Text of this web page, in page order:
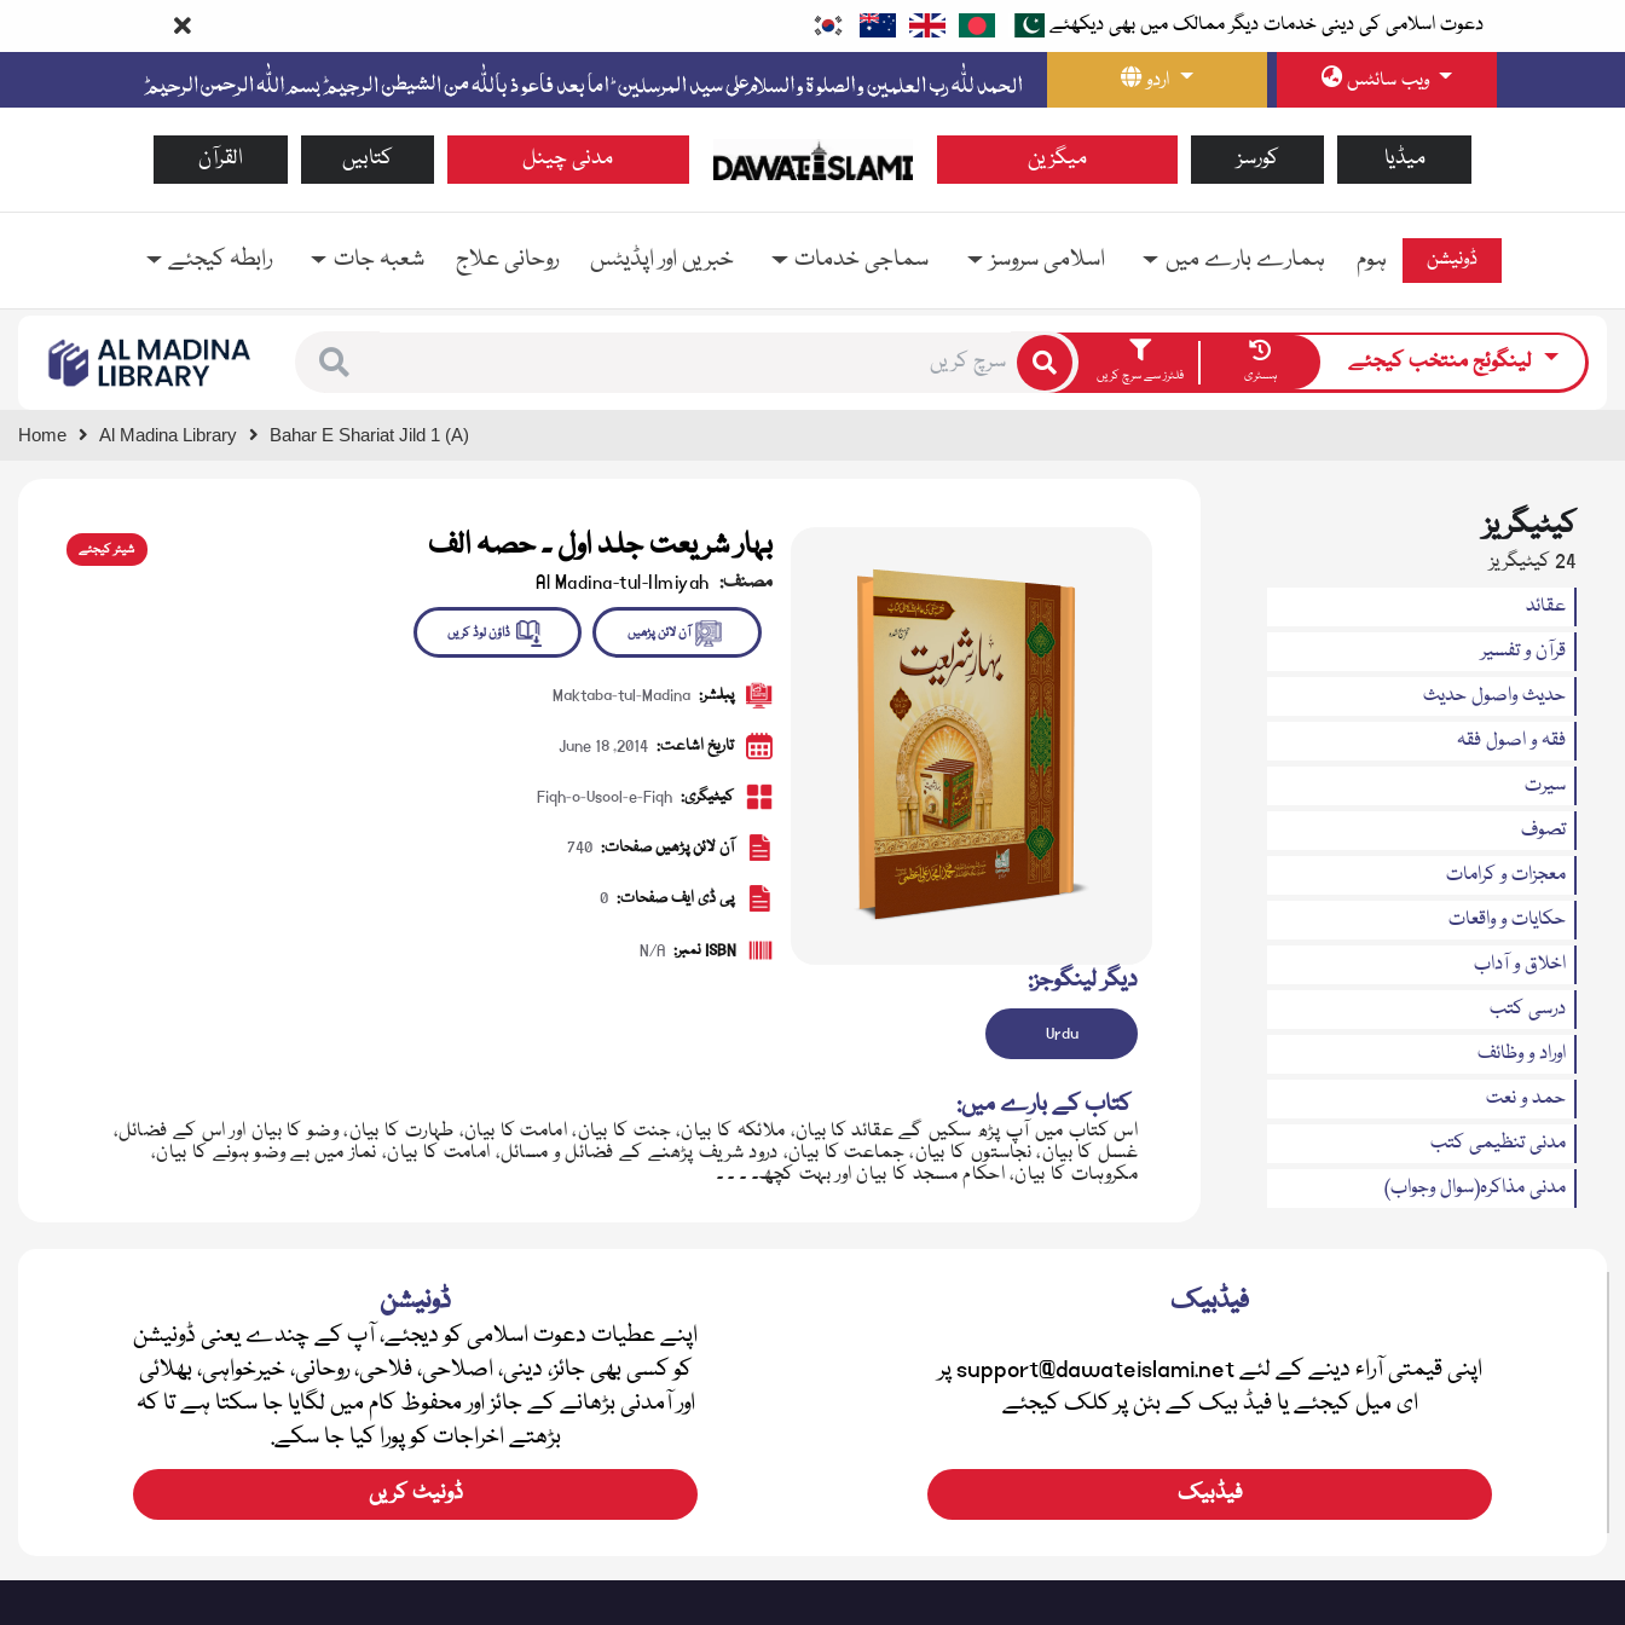
دعوت اسلامی کی دینی خدمات دیگر ممالک میں بھی دیکھئے
اردو
ویب سائٹس
القرآن کتابیں مدنی چینل میگزین کورسز میڈیا
ہوم ہمارے بارے میں اسلامی سروسز سماجی خدمات خبریں اور اپڈیٹس روحانی علاج شعبہ جات رابطہ کیجئے ڈونیشن
فلٹرز سے سرچ کریں ہسٹری لینگوئج منتخب کیجئے
Home Al Madina Library Bahar E Shariat Jild 1 (A)
کیٹیگریز
24 کیٹیگریز
عقائد
قرآن و تفسیر
حدیث واصول حدیث
فقہ و اصول فقہ
سیرت
تصوف
معجزات و کرامات
حکایات و واقعات
اخلاق و آداب
درسی کتب
اوراد و وظائف
حمد و نعت
مدنی تنظیمی کتب
مدنی مذاکرہ(سوال وجواب)
معرفۃ القرآن
بہار شریعت جلد اول ۔ حصہ الف شیئر کیجئے
مصنف: Al Madina-tul-Ilmiyah
آن لائن پڑھیں ڈاؤن لوڈ کریں پبلشر: Maktaba-tul-Madina
تاریخ اشاعت: June 18 ,2014
کیٹیگری: Fiqh-o-Usool-e-Fiqh
آن لائن پڑھیں صفحات: 740
پی ڈی ایف صفحات: 0
ISBN نمبر: N/A
دیگر لینگوجز:
Urdu
کتاب کے بارے میں:
اس کتاب میں آپ پڑھ سکیں گے عقائد کا بیان، ملائکہ کا بیان، جنت کا بیان، امامت کا بیان، طہارت کا بیان، وضو کا بیان اور اس کے فضائل،
غسل کا بیان، نجاستوں کا بیان، جماعت کا بیان، درود شریف پڑھنے کے فضائل و مسائل، امامت کا بیان، نماز میں بے وضو ہونے کا بیان،
مکروہات کا بیان، احکام مسجد کا بیان اور بہت کچھ۔ ۔ ۔ ۔
فیڈبیک
اپنی قیمتی آراء دینے کے لئے support@dawateislami.net پر
ای میل کیجئے یا فیڈ بیک کے بٹن پر کلک کیجئے
فیڈبیک
ڈونیشن
اپنے عطیات دعوت اسلامی کو دیجئے، آپ کے چندے یعنی ڈونیشن
کو کسی بھی جائز، دینی، اصلاحی، فلاحی، روحانی، خیرخواہی، بھلائی
اور آمدنی بڑھانے کے جائز اور محفوظ کام میں لگایا جا سکتا ہے تا کہ
بڑھتے اخراجات کو پورا کیا جا سکے.
ڈونیٹ کریں